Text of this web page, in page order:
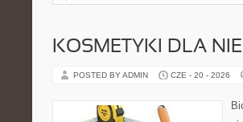
KOSMETYKI DLA
POSTED BY ADMIN CZE - 20 - 2026